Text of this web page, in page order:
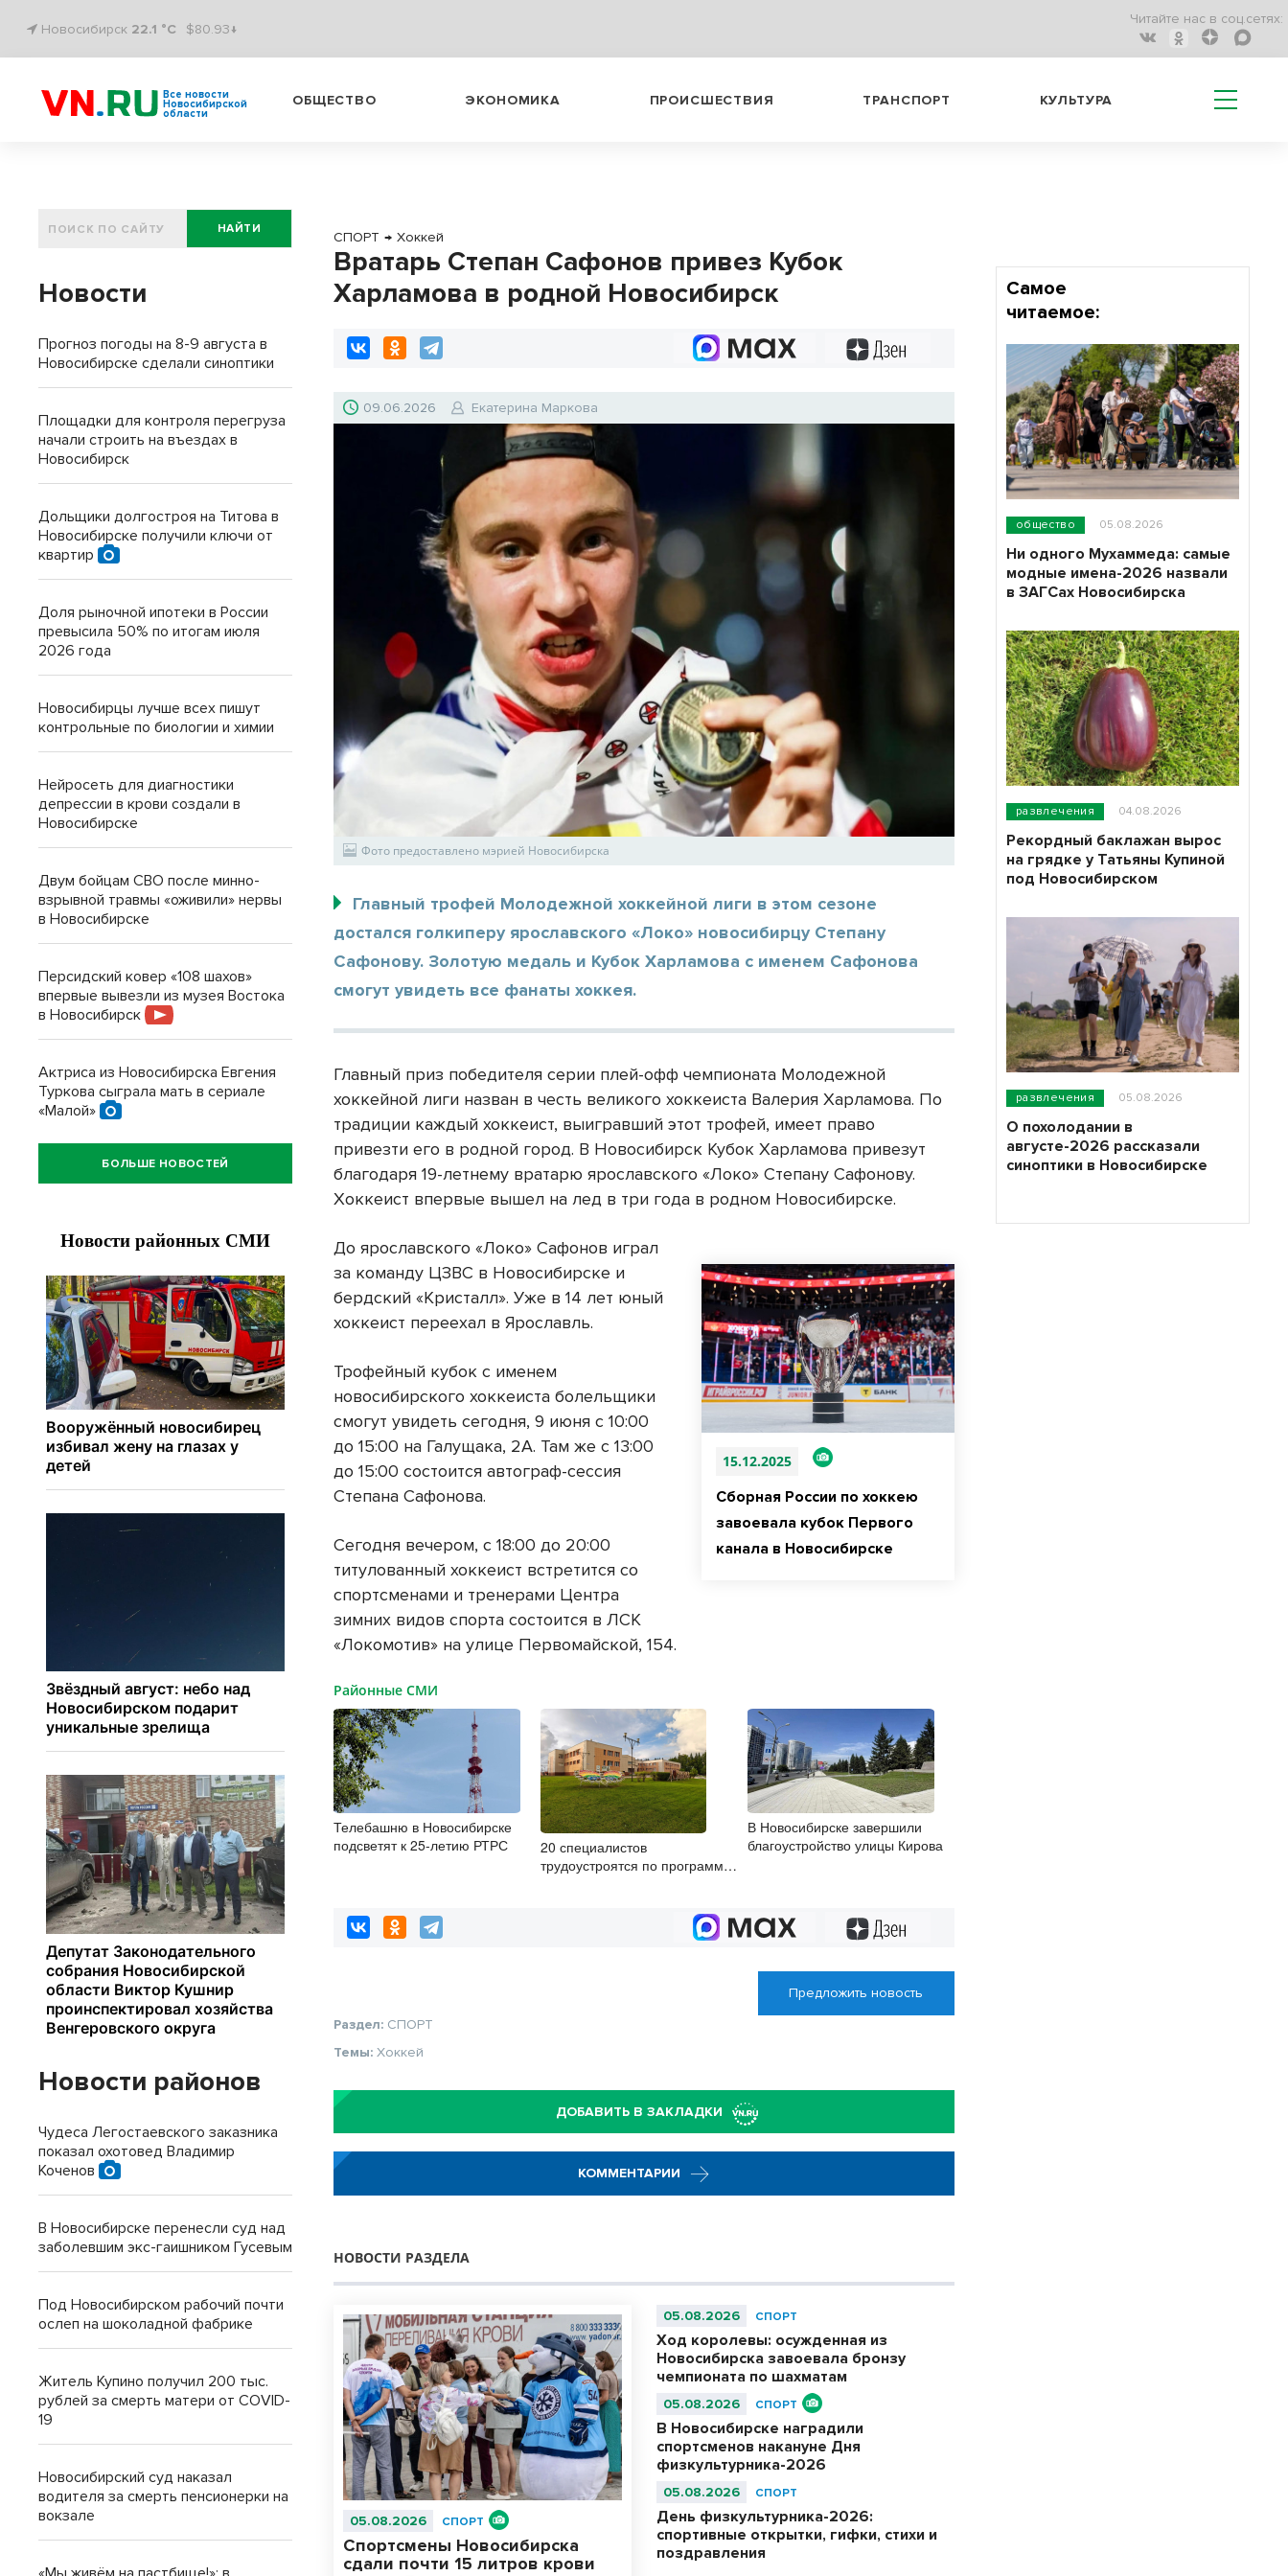
Новосибирск 22.1 °C $80.93↓
Читайте нас в соц.сетях:
Все новости
Новосибирской
области
ОБЩЕСТВО ЭКОНОМИКА ПРОИСШЕСТВИЯ ТРАНСПОРТ КУЛЬТУРА
СПОРТ → Хоккей
Вратарь Степан Сафонов привез Кубок
Харламова в родной Новосибирск
09.06.2026 Екатерина Маркова
Фото предоставлено мэрией Новосибирска
Главный трофей Молодежной хоккейной лиги в этом сезоне
достался голкиперу ярославского «Локо» новосибирцу Степану
Сафонову. Золотую медаль и Кубок Харламова с именем Сафонова
смогут увидеть все фанаты хоккея.
Главный приз победителя серии плей-офф чемпионата Молодежной
хоккейной лиги назван в честь великого хоккеиста Валерия Харламова. По
традиции каждый хоккеист, выигравший этот трофей, имеет право
привезти его в родной город. В Новосибирск Кубок Харламова привезут
благодаря 19-летнему вратарю ярославского «Локо» Степану Сафонову.
Хоккеист впервые вышел на лед в три года в родном Новосибирске.
15.12.2025
Сборная России по хоккею
завоевала кубок Первого
канала в Новосибирске
До ярославского «Локо» Сафонов играл
за команду ЦЗВС в Новосибирске и
бердский «Кристалл». Уже в 14 лет юный
хоккеист переехал в Ярославль.
Трофейный кубок с именем
новосибирского хоккеиста болельщики
смогут увидеть сегодня, 9 июня с 10:00
до 15:00 на Галущака, 2А. Там же с 13:00
до 15:00 состоится автограф-сессия
Степана Сафонова.
Сегодня вечером, с 18:00 до 20:00
титулованный хоккеист встретится со
спортсменами и тренерами Центра
зимних видов спорта состоится в ЛСК
«Локомотив» на улице Первомайской, 154.
Районные СМИ
Телебашню в Новосибирске
подсветят к 25-летию РТРС
20 специалистов
трудоустроятся по программе
В Новосибирске завершили
благоустройство улицы Кирова
Предложить новость
Раздел: СПОРТ
Темы:Хоккей
ДОБАВИТЬ В ЗАКЛАДКИ
КОММЕНТАРИИ
НОВОСТИ РАЗДЕЛА
05.08.2026 СПОРТ
Спортсмены Новосибирска
сдали почти 15 литров крови
05.08.2026 СПОРТ
Ход королевы: осужденная из
Новосибирска завоевала бронзу
чемпионата по шахматам
05.08.2026 СПОРТ
В Новосибирске наградили
спортсменов накануне Дня
физкультурника-2026
05.08.2026 СПОРТ
День физкультурника-2026:
спортивные открытки, гифки, стихи и
поздравления
НАЙТИ
Новости
Прогноз погоды на 8-9 августа в
Новосибирске сделали синоптики
Площадки для контроля перегруза
начали строить на въездах в
Новосибирск
Дольщики долгостроя на Титова в
Новосибирске получили ключи от
квартир
Доля рыночной ипотеки в России
превысила 50% по итогам июля
2026 года
Новосибирцы лучше всех пишут
контрольные по биологии и химии
Нейросеть для диагностики
депрессии в крови создали в
Новосибирске
Двум бойцам СВО после минно-
взрывной травмы «оживили» нервы
в Новосибирске
Персидский ковер «108 шахов»
впервые вывезли из музея Востока
в Новосибирск
Актриса из Новосибирска Евгения
Туркова сыграла мать в сериале
«Малой»
БОЛЬШЕ НОВОСТЕЙ
Новости районов
Чудеса Легостаевского заказника
показал охотовед Владимир
Коченов
В Новосибирске перенесли суд над
заболевшим экс-гаишником Гусевым
Под Новосибирском рабочий почти
ослеп на шоколадной фабрике
Житель Купино получил 200 тыс.
рублей за смерть матери от COVID-
19
Новосибирский суд наказал
водителя за смерть пенсионерки на
вокзале
Самое
читаемое:
общество 05.08.2026
Ни одного Мухаммеда: самые
модные имена-2026 назвали
в ЗАГСах Новосибирска
развлечения 04.08.2026
Рекордный баклажан вырос
на грядке у Татьяны Купиной
под Новосибирском
развлечения 05.08.2026
О похолодании в
августе-2026 рассказали
синоптики в Новосибирске